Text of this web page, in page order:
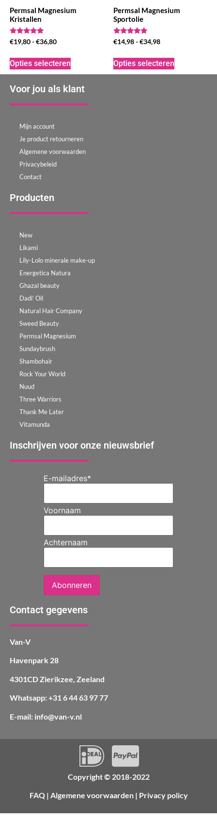
Permsal Magnesium
Kristallen
Waardering
5.00
€19,80-€36,80
Opties selecteren
Permsal Magnesium
Sportolie
Waardering
5.00
€14,98-€34,98
Opties selecteren
Voor jou als klant
Mijn account
Je product retourneren
Algemene voorwaarden
Privacybeleid
Contact
Producten
New
Likami
Lily-Lolo minerale make-up
Energetica Natura
Ghazal beauty
Dadi’ Oil
Natural Hair Company
Sweed Beauty
Permsal Magnesium
Sundaybrush
Shambohair
Rock Your World
Nuud
Three Warriors
Thank Me Later
Vitamunda
Inschrijven voor onze nieuwsbrief
E-mailadres*
Voornaam
Achternaam
Abonneren
Contact gegevens
Van-V
Havenpark 28
4301CD Zierikzee, Zeeland
Whatsapp: +31 6 44 63 97 77
E-mail: info@van-v.nl
Copyright © 2018-2022
FAQ| Algemene voorwaarden| Privacy policy